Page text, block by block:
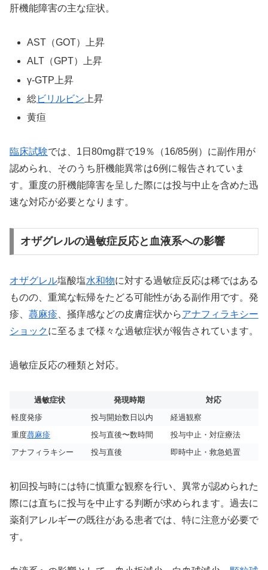
肝機能障害の主な症状。
AST（GOT）上昇
ALT（GPT）上昇
γ-GTP上昇
総ビリルビン 上昇
黄疸
臨床試験では、1日80mg群で19％（16/85例）に副作用が
認められ、そのうち肝機能異常は6例に報告されていま
す。重度の肝機能障害を呈した際には投与中止を含めた迅
速な対応が必要となります。
オザグレルの過敏症反応と血液系への影響
オザグレル塩酸塩水和物に対する過敏症反応は稀ではある
ものの、重篤な転帰をたどる可能性がある副作用です。発
疹、 蕁麻疹 、掻痒感などの皮膚症状からアナフィラキシー
ショックに至るまで様々な過敏症状が報告されています。
過敏症反応の種類と対応。
過敏症状 発現時期
対応
軽度発疹
投与開始数日以内
経過観察
重度蕁麻疹 投与直後〜数時間
投与中止・対症療法
アナフィラキシー
投与直後 即時中止・救急処置
初回投与時には特に慎重な観察を行い、異常が認められた
際には直ちに投与を中止する判断が求められます。過去に
薬剤アレルギーの既往がある患者では、特に注意が必要で
す。